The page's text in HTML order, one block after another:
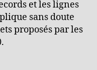
et les lignes
sans doute
proposés par les